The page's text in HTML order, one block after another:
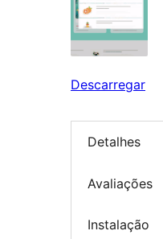
Descarregar
Detalhes
Avaliações
Instalação